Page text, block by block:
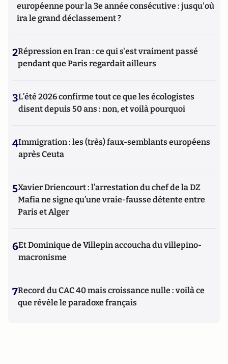
européenne pour la 3e année consécutive : jusqu'où
ira le grand déclassement ?
2Répression en Iran : ce qui s'est vraiment passé
pendant que Paris regardait ailleurs
3L’été 2026 confirme tout ce que les écologistes
disent depuis 50 ans : non, et voilà pourquoi
4Immigration : les (très) faux-semblants européens
après Ceuta
5Xavier Driencourt : l’arrestation du chef de la DZ
Mafia ne signe qu’une vraie-fausse détente entre
Paris et Alger
6Et Dominique de Villepin accoucha du villepino-
macronisme
7Record du CAC 40 mais croissance nulle : voilà ce
que révèle le paradoxe français